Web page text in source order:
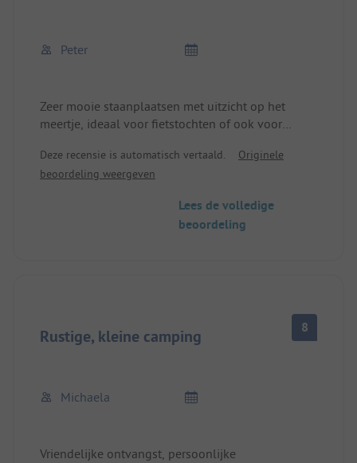
Peter
Zeer mooie staanplaatsen met uitzicht op het
meertje, ideaal voor fietstochten of ook voor
Direct achter de Elbe dijk gelegen
Aardige eigenaren, nieuw sanitairgebouw. goede
Deze recensie is automatisch vertaald.
Originele
beoordeling weergeven
Lees de volledige
beoordeling
Rustige, kleine camping 8
Michaela
Vriendelijke ontvangst, persoonlijke